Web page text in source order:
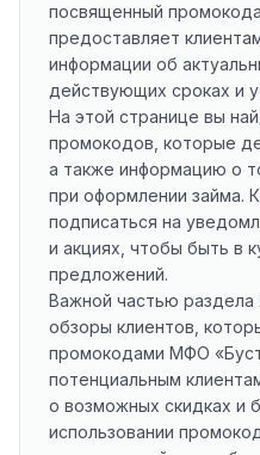
посвященный
предоставляет
информации об
действующих сроках и
На этой странице вы
промокодов, которые
а также информацию о
при оформлении займа.
подписаться на
и акциях, чтобы быть в
предложений.
Важной частью раздела
обзоры клиентов,
промокодами МФО
потенциальным
о возможных скидках и
использовании